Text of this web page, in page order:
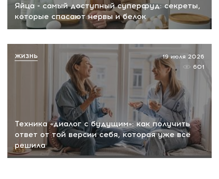
Яйца - самый доступный суперфуд: секреты,
которые спасают нервы и белок
Техника «диалог с будущим»: как получить
ответ от той версии себя, которая уже всё
решила
19 июля 2026
601
ЖИЗНЬ